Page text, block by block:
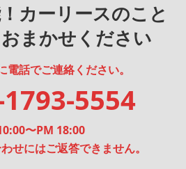
性を保ち、これを安全に管理いた
、破壊、改ざん及び漏えいなどを
リティ対策を講じます。
。
利用停止、消去について
個人情報について、開示、訂正、
る権利を有していることを確認
カーリースのこと
まかせください
電話でご連絡ください。
5554
〜PM 18:00
せにはご返答できません。